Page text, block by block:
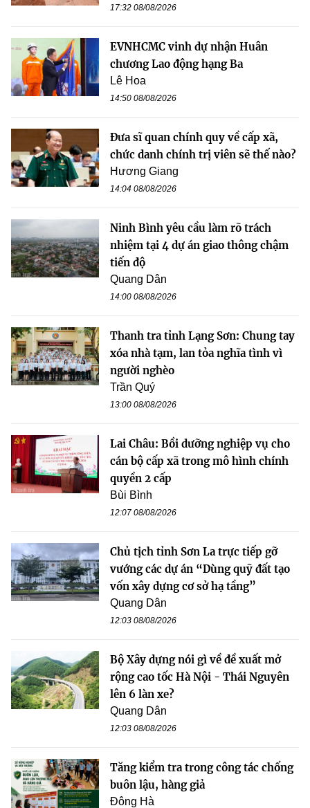
17:32 08/08/2026
EVNHCMC vinh dự nhận Huân
chương Lao động hạng Ba
Lê Hoa
14:50 08/08/2026
Đưa sĩ quan chính quy về cấp xã,
chức danh chính trị viên sẽ thế nào?
Hương Giang
14:04 08/08/2026
Ninh Bình yêu cầu làm rõ trách
nhiệm tại 4 dự án giao thông chậm
tiến độ
Quang Dân
14:00 08/08/2026
Thanh tra tỉnh Lạng Sơn: Chung tay
xóa nhà tạm, lan tỏa nghĩa tình vì
người nghèo
Trần Quý
13:00 08/08/2026
Lai Châu: Bồi dưỡng nghiệp vụ cho
cán bộ cấp xã trong mô hình chính
quyền 2 cấp
Bùi Bình
12:07 08/08/2026
Chủ tịch tỉnh Sơn La trực tiếp gỡ
vướng các dự án “Dùng quỹ đất tạo
vốn xây dựng cơ sở hạ tầng”
Quang Dân
12:03 08/08/2026
Bộ Xây dựng nói gì về đề xuất mở
rộng cao tốc Hà Nội - Thái Nguyên
lên 6 làn xe?
Quang Dân
12:03 08/08/2026
Tăng kiểm tra trong công tác chống
buôn lậu, hàng giả
Đông Hà